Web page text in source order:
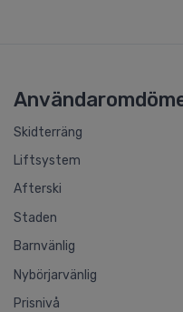
Skidterräng
Liftsystem
Afterski
Staden
Barnvänlig
Nybörjarvänlig
Prisnivå